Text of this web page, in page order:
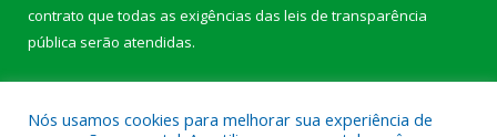
contrato que todas as exigências das leis de transparência
pública serão atendidas.
Nós usamos cookies para melhorar sua experiência de